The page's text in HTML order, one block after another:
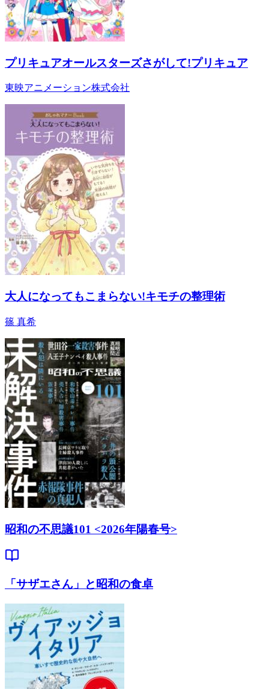
プリキュアオールスターズさがして!プリキュア
東映アニメーション株式会社
大人になってもこまらない!キモチの整理術
篠 真希
昭和の不思議101 <2026年陽春号>
「サザエさん」と昭和の食卓